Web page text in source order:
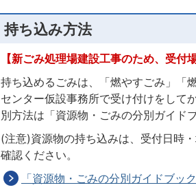
持ち込み方法
【新ごみ処理場建設工事のため、受付
持ち込めるごみは、「燃やすごみ」「
センター仮設事務所で受け付けをして
別方法は「資源物・ごみの分別ガイド
(注意)資源物の持ち込みは、受付日時
確認ください。
「資源物・ごみの分別ガイドブッ